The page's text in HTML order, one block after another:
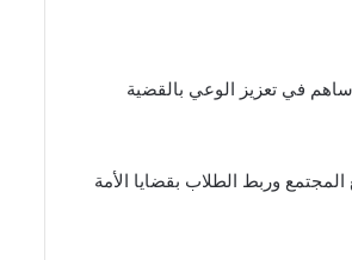
في تعزيز الوعي بالقضية
وربط الطلاب بقضايا الأمة